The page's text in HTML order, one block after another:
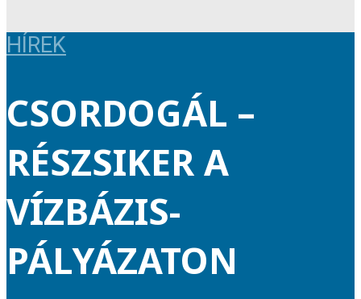
HÍREK
CSORDOGÁL –
RÉSZSIKER A
VÍZBÁZIS-
PÁLYÁZATON